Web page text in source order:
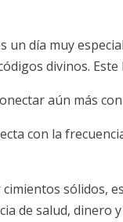
un día muy
divinos. Este
aún más
con la
sólidos,
de salud,